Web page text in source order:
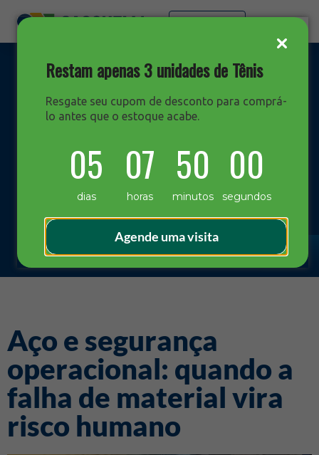
Restam apenas 3 unidades de Tênis
Resgate seu cupom de desconto para comprá-
lo antes que o estoque acabe.
05
dias
07
horas
49
minutos
59
segundos
Agende uma visita
Blog Sacchelli
Aço e segurança
operacional: quando a
falha de material vira
risco humano